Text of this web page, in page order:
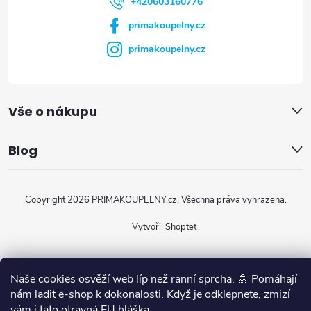
Naše cookies osvěží web líp než ranní sprcha. 🚿 Pomáhají
nám ladit e-shop k dokonalosti. Když je odklepnete, zmizí
primakoupelny.cz
primakoupelny.cz
Vše o nákupu
Blog
Vytvořil Shoptet
Copyright 2026 PRIMAKOUPELNY.cz. Všechna práva vyhrazena.